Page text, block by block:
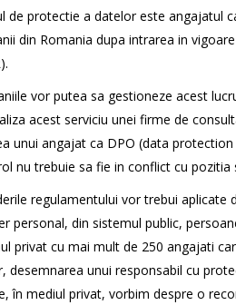
de protectie a datelor este angajatul
din Romania dupa intrarea in
vor putea sa gestioneze acest
acest serviciu unei firme de
unui angajat ca DPO (data
nu trebuie sa fie in conflict cu
regulamentului vor trebui
personal, din sistemul public,
privat cu mai mult de 250 angajati
desemnarea unui responsabil cu
în mediul privat, vorbim despre o